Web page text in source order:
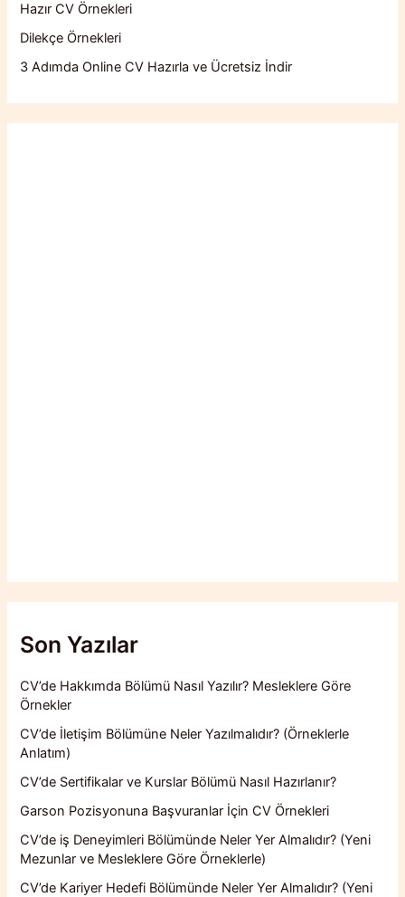
Hazır CV Örnekleri
Dilekçe Örnekleri
3 Adımda Online CV Hazırla ve Ücretsiz İndir
Son Yazılar
CV’de Hakkımda Bölümü Nasıl Yazılır? Mesleklere Göre
Örnekler
CV’de İletişim Bölümüne Neler Yazılmalıdır? (Örneklerle
Anlatım)
CV’de Sertifikalar ve Kurslar Bölümü Nasıl Hazırlanır?
Garson Pozisyonuna Başvuranlar İçin CV Örnekleri
CV’de iş Deneyimleri Bölümünde Neler Yer Almalıdır? (Yeni
Mezunlar ve Mesleklere Göre Örneklerle)
CV’de Kariyer Hedefi Bölümünde Neler Yer Almalıdır? (Yeni